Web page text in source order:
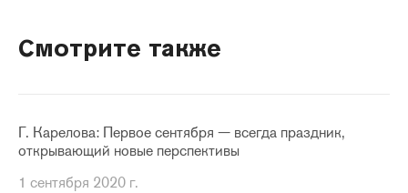
Смотрите также
Г. Карелова: Первое сентября — всегда праздник,
открывающий новые перспективы
1 сентября 2020 г.